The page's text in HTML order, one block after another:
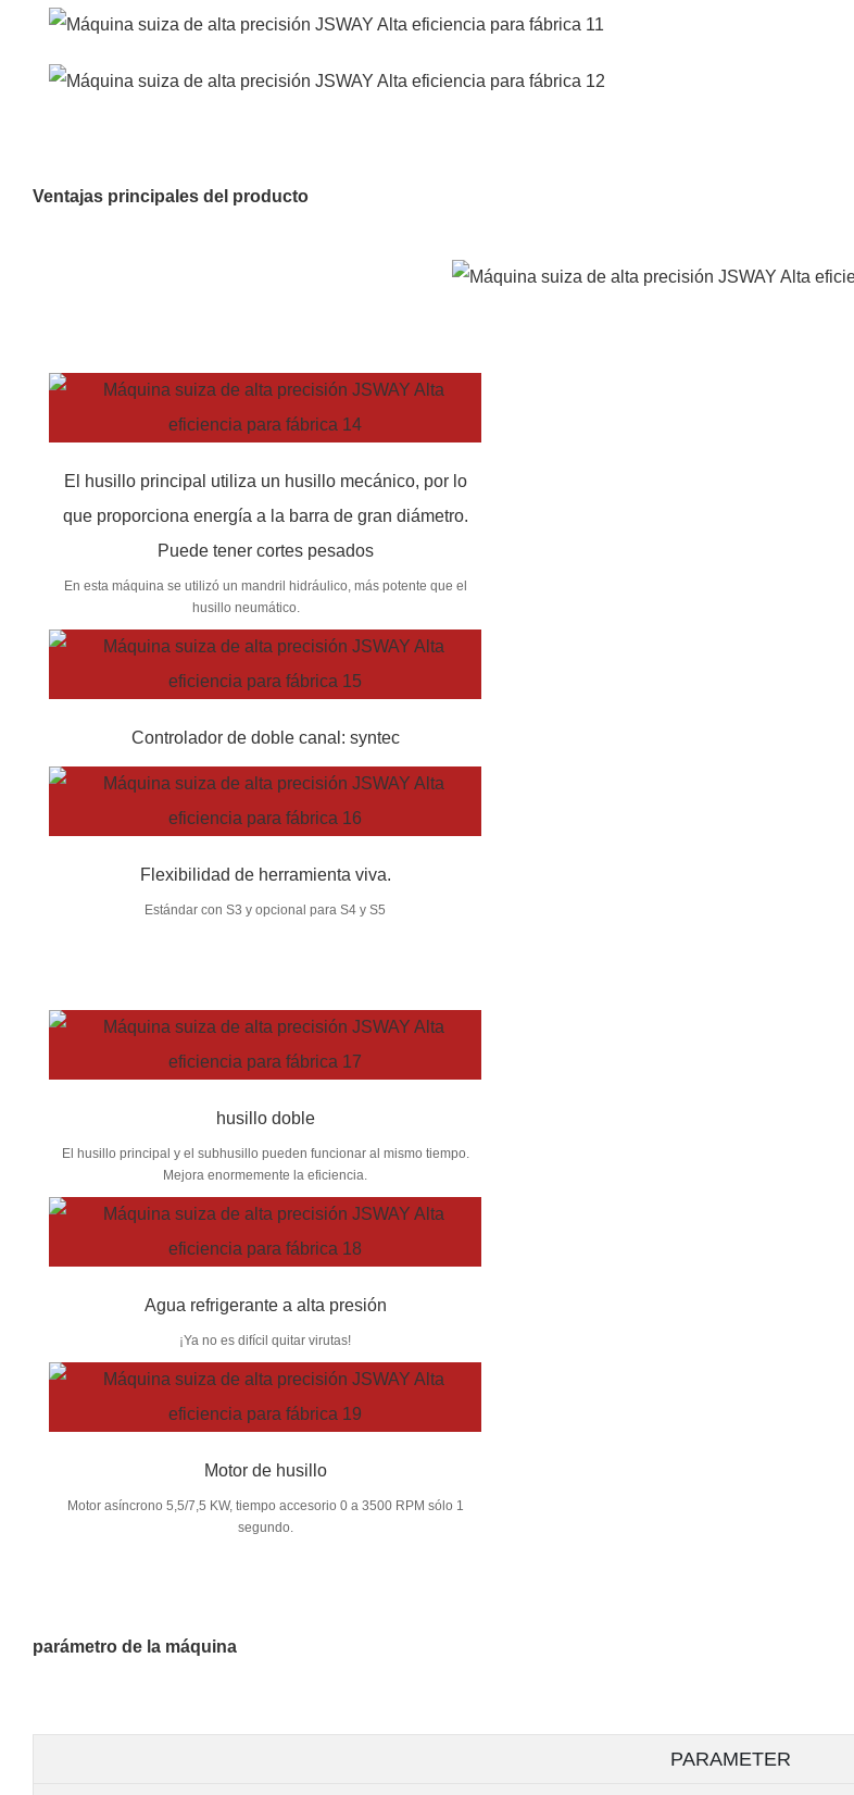
Ventajas principales del producto
El husillo principal utiliza un husillo mecánico, por lo
que proporciona energía a la barra de gran diámetro.
Puede tener cortes pesados
En esta máquina se utilizó un mandril hidráulico, más potente que el
husillo neumático.
Controlador de doble canal: syntec
Flexibilidad de herramienta viva.
Estándar con S3 y opcional para S4 y S5
husillo doble
El husillo principal y el subhusillo pueden funcionar al mismo tiempo.
Mejora enormemente la eficiencia.
Agua refrigerante a alta presión
¡Ya no es difícil quitar virutas!
Motor de husillo
Motor asíncrono 5,5/7,5 KW, tiempo accesorio 0 a 3500 RPM sólo 1
segundo.
parámetro de la máquina
PARAMETER